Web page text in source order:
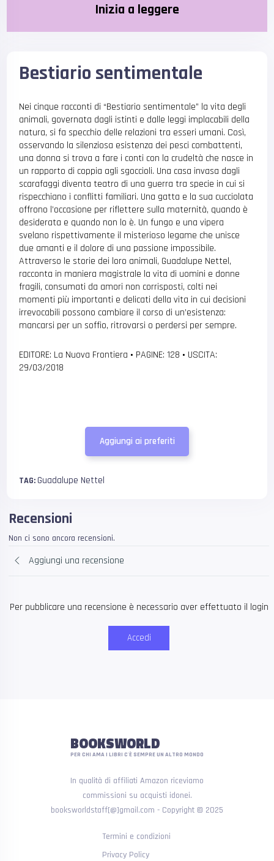
Inizia a leggere
Bestiario sentimentale
Nei cinque racconti di “Bestiario sentimentale” la vita degli
animali, governata dagli istinti e dalle leggi implacabili della
natura, si fa specchio delle relazioni tra esseri umani. Così,
osservando la silenziosa esistenza dei pesci combattenti,
una donna si trova a fare i conti con la crudeltà che nasce in
un rapporto di coppia agli sgoccioli. Una casa invasa dagli
scarafaggi diventa teatro di una guerra tra specie in cui si
rispecchiano i conflitti familiari. Una gatta e la sua cucciolata
offrono l’occasione per riflettere sulla maternità, quando è
desiderata e quando non lo è. Un fungo e una vipera
svelano rispettivamente il misterioso legame che unisce
due amanti e il dolore di una passione impossibile.
Attraverso le storie dei loro animali, Guadalupe Nettel,
racconta in maniera magistrale la vita di uomini e donne
fragili, consumati da amori non corrisposti, colti nei
momenti più importanti e delicati della vita in cui decisioni
irrevocabili possono cambiare il corso di un’esistenza:
mancarsi per un soffio, ritrovarsi o perdersi per sempre.
EDITORE: La Nuova Frontiera • PAGINE: 128 • USCITA:
29/03/2018
Aggiungi ai preferiti
TAG:Guadalupe Nettel
Recensioni
Non ci sono ancora recensioni.
Aggiungi una recensione
Per pubblicare una recensione è necessario aver effettuato il login
Accedi
BOOKSWORLD
PER CHI AMA I LIBRI C'È SEMPRE UN ALTRO MONDO
In qualità di affiliati Amazon riceviamo
commissioni su acquisti idonei.
booksworldstaff[@]gmail.com - Copyright © 2025
Termini e condizioni
Privacy Policy